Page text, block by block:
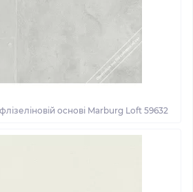
основі Marburg Loft 59632